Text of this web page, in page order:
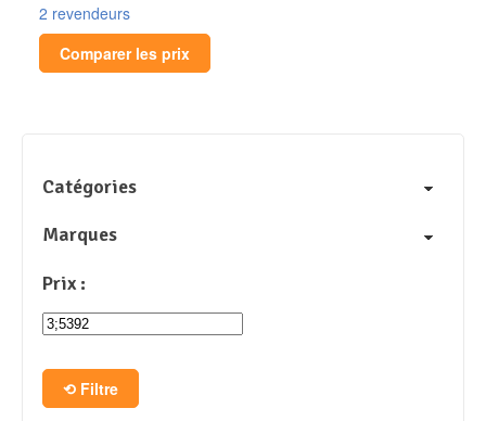
2 revendeurs
Comparer les prix
Catégories
Marques
Prix :
Filtre